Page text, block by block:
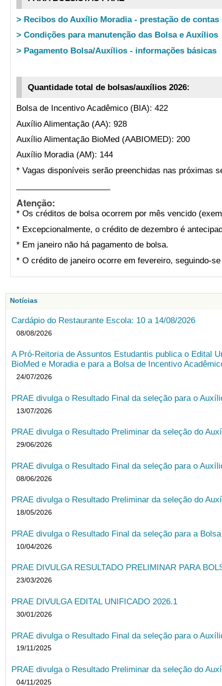
> Recibos do Auxílio Moradia - prestação de contas
> Condições para manutenção das Bolsa e Auxílios
> Pagamento Bolsa/Auxílios - informações básicas
Quantidade total de bolsas/auxílios 2026:
Bolsa de Incentivo Acadêmico (BIA): 422
Auxílio Alimentação (AA): 928
Auxílio Alimentação BioMed (AABIOMED): 200
Auxílio Moradia (AM): 144
* Vagas disponíveis serão preenchidas nas próximas
Atenção:
* Os créditos de bolsa ocorrem por mês vencido
* Excepcionalmente, o crédito de dezembro é
* Em janeiro não há pagamento de bolsa.
* O crédito de janeiro ocorre em fevereiro, seguindo-
Notícias
Cardápio do Restaurante Escola: 10 a 14/08/2026
08/08/2026
A Pró-Reitoria de Assuntos Estudantis publica o Edital
BioMed e Moradia e para a Bolsa de Incentivo
24/07/2026
PRAE divulga o Resultado Final da seleção para o
13/07/2026
PRAE divulga o Resultado Preliminar da seleção do
29/06/2026
PRAE divulga o Resultado Final da seleção para o
08/06/2026
PRAE divulga o Resultado Preliminar da seleção do
18/05/2026
PRAE divulga o Resultado Final da seleção para a
10/04/2026
PRAE DIVULGA RESULTADO PRELIMINAR PARA
23/03/2026
PRAE DIVULGA EDITAL UNIFICADO 2026.1
30/01/2026
PRAE divulga o Resultado Final da seleção para o
19/11/2025
PRAE divulga o Resultado Preliminar da seleção do
04/11/2025